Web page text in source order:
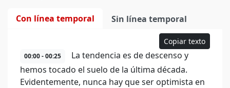
Con línea temporal Sin línea temporal
Copiar texto
00:00 - 00:25
La tendencia es de descenso y
hemos tocado el suelo de la última década.
Evidentemente, nunca hay que ser optimista en